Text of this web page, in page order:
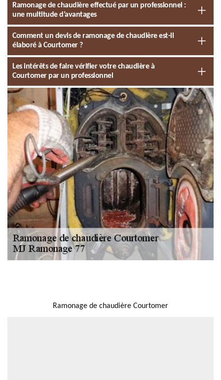
Ramonage de chaudière effectué par un professionnel :
une multitude d’avantages
Comment un devis de ramonage de chaudière est-il
élaboré à Courtomer ?
Les intérêts de faire vérifier votre chaudière à
Courtomer par un professionnel
Ramonage de chaudière Courtomer